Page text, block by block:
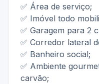
✅ Área de serviço;
✅ Imóvel todo
✅ Garagem para 2
✅ Corredor lateral
✅ Banheiro social;
✅ Ambiente
carvão;